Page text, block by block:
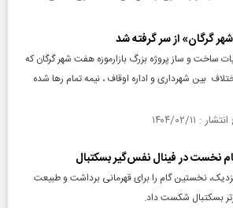
گرگان» از سر گرفته شد
ساخت و ساز پروژه بزرگ بازارموزه هفت شهر گرگان که
بین شهرداری و اداره اوقاف ، نیمه تمام رها شده
نخست در فینال نفس‌گیر بسکتبال
نخستین گام را برای قهرمانی برداشت و طبیعت
بسکتبال شکست داد.